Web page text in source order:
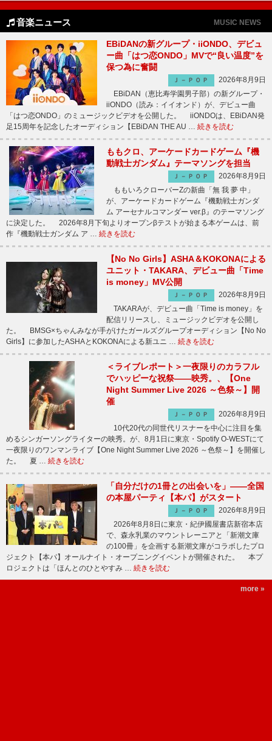
音楽ニュース MUSIC NEWS
EBiDANの新グループ・iiONDO、デビュ
ー曲「はつ恋ONDO」MVで“良い温度”を
保つ為に奮闘
Ｊ－ＰＯＰ
2026年8月9日
EBiDAN（恵比寿学園男子部）の新グループ・
iiONDO（読み：イイオンド）が、デビュー曲
「はつ恋ONDO」のミュージックビデオを公開した。 iiONDOは、EBiDAN発
足15周年を記念したオーディション【EBiDAN THE AU … 続きを読む
ももクロ、アーケードカードゲーム『機
動戦士ガンダム』テーマソングを担当
Ｊ－ＰＯＰ
2026年8月9日
ももいろクローバーZの新曲「無 我 夢 中」
が、アーケードカードゲーム『機動戦士ガンダ
ム アーセナルコマンダー ver.β』のテーマソング
に決定した。 2026年8月下旬よりオープンβテストが始まる本ゲームは、前
作『機動戦士ガンダム ア … 続きを読む
【No No Girls】ASHA＆KOKONAによる
ユニット・TAKARA、デビュー曲「Time
is money」MV公開
Ｊ－ＰＯＰ
2026年8月9日
TAKARAが、デビュー曲「Time is money」を
配信リリースし、ミュージックビデオを公開し
た。 BMSG×ちゃんみなが手がけたガールズグループオーディション【No No
Girls】に参加したASHAとKOKONAによる新ユニ … 続きを読む
＜ライブレポート＞一夜限りのカラフル
でハッピーな祝祭――映秀。、【One
Night Summer Live 2026 ～色祭～】開
催
Ｊ－ＰＯＰ
2026年8月9日
10代20代の同世代リスナーを中心に注目を集
めるシンガーソングライターの映秀。が、8月1日に東京・Spotify O-WESTにて
一夜限りのワンマンライブ【One Night Summer Live 2026 ～色祭～】を開催し
た。 夏 … 続きを読む
「自分だけの1冊との出会いを」――全国
の本屋パーティ【本パ】がスタート
Ｊ－ＰＯＰ
2026年8月9日
2026年8月8日に東京・紀伊國屋書店新宿本店
で、森永乳業のマウントレーニアと「新潮文庫
の100冊」を企画する新潮文庫がコラボしたプロ
ジェクト【本パ】オールナイト・オープニングイベントが開催された。 本プ
ロジェクトは「ほんとのひとやすみ … 続きを読む
more »